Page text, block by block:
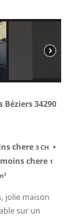
34290
3 CH •
1
jolie maison
sur un